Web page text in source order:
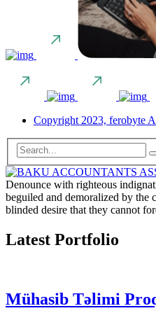
Copyright 2023, ferobyte
Denounce with righteous
beguiled and demoralized by the
blinded desire that they cannot
Latest Portfolio
Mühasib Təlimi